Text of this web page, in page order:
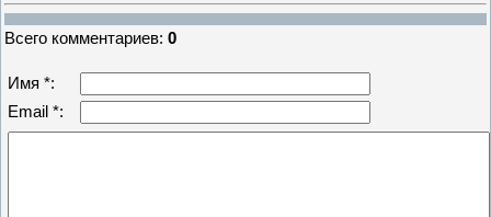
Всего комментариев: 0
Имя *:
Email *: